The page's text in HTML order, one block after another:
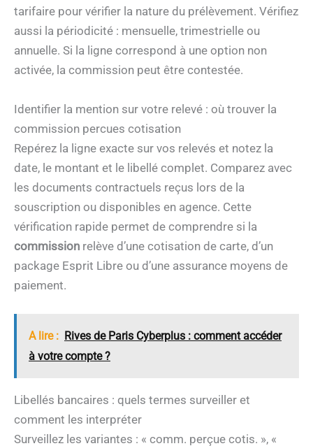
tarifaire pour vérifier la nature du prélèvement. Vérifiez
aussi la périodicité : mensuelle, trimestrielle ou
annuelle. Si la ligne correspond à une option non
activée, la commission peut être contestée.
Identifier la mention sur votre relevé : où trouver la
commission percues cotisation
Repérez la ligne exacte sur vos relevés et notez la
date, le montant et le libellé complet. Comparez avec
les documents contractuels reçus lors de la
souscription ou disponibles en agence. Cette
vérification rapide permet de comprendre si la
commission relève d’une cotisation de carte, d’un
package Esprit Libre ou d’une assurance moyens de
paiement.
A lire : Rives de Paris Cyberplus : comment accéder
à votre compte ?
Libellés bancaires : quels termes surveiller et
comment les interpréter
Surveillez les variantes : « comm. perçue cotis. », «